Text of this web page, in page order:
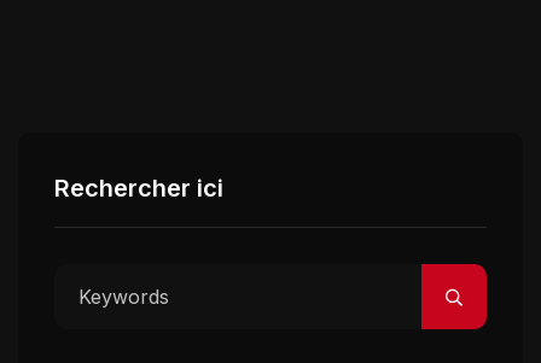
Rechercher ici